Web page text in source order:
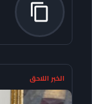
الخبر اللاحق